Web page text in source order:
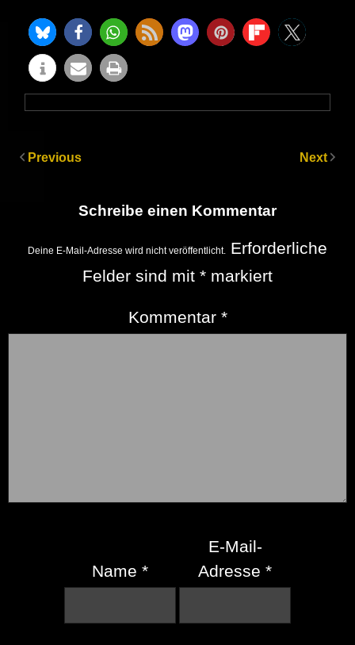
Previous Next
Schreibe einen Kommentar
Deine E-Mail-Adresse wird nicht veröffentlicht. Erforderliche
Felder sind mit * markiert
Kommentar *
Name *
E-Mail-
Adresse*